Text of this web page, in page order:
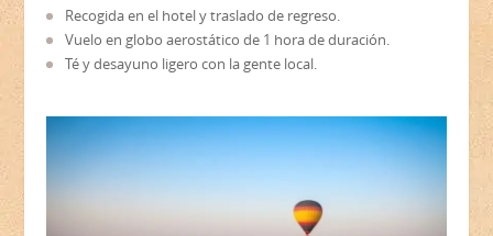
Recogida en el hotel y traslado de regreso.
Vuelo en globo aerostático de 1 hora de duración.
Té y desayuno ligero con la gente local.